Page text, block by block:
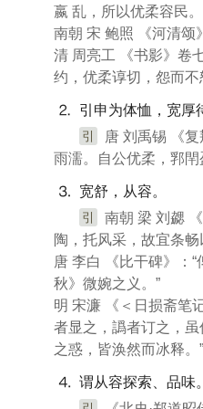
嬴 乱，所以优柔容民。
南朝 宋 鲍照 《河清颂
清 周亮工 《书影》卷
约，优柔谆切，怨而
⒉ 引申为体恤，宽厚
引
唐 刘禹锡 《
雨濡。自公优柔，郛閈
⒊ 宽舒，从容。
引
南朝 梁 刘勰
陶，托风采，故宜条
唐 李白 《比干碑》：
秋》微婉之义。”
明 宋濂 《＜日损斋笔
者显之，譌者订之，
之惑，皆涣然而冰释。”
⒋ 谓从容探索、品味。